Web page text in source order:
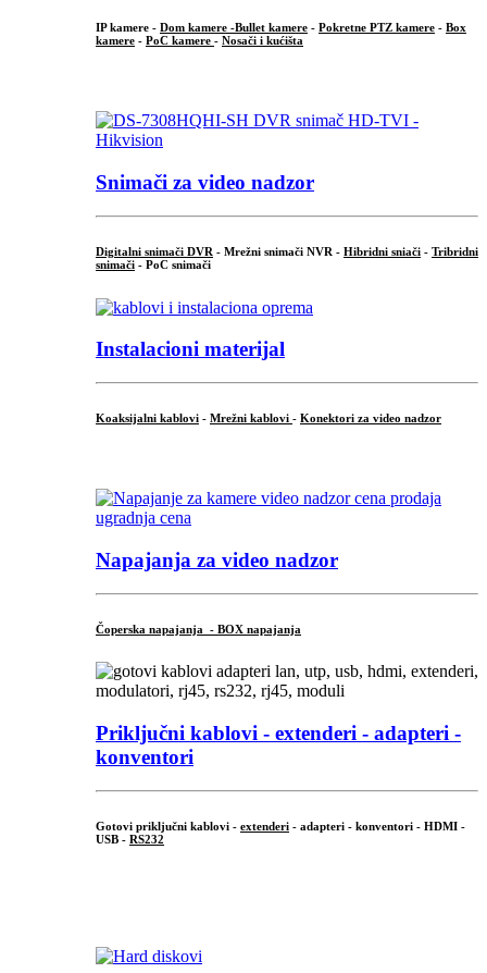
IP kamere - Dom kamere -Bullet kamere - Pokretne PTZ kamere - Box
kamere - PoC kamere - Nosači i kućišta
Snimači za video nadzor
Digitalni snimači DVR - Mrežni snimači NVR - Hibridni sniači - Tribridni
snimači - PoC snimači
Instalacioni materijal
Koaksijalni kablovi - Mrežni kablovi - Konektori za video nadzor
Napajanja za video nadzor
Čoperska napajanja - BOX napajanja
Priključni kablovi - extenderi - adapteri -
konventori
Gotovi priključni kablovi - extenderi - adapteri - konventori - HDMI -
USB - RS232